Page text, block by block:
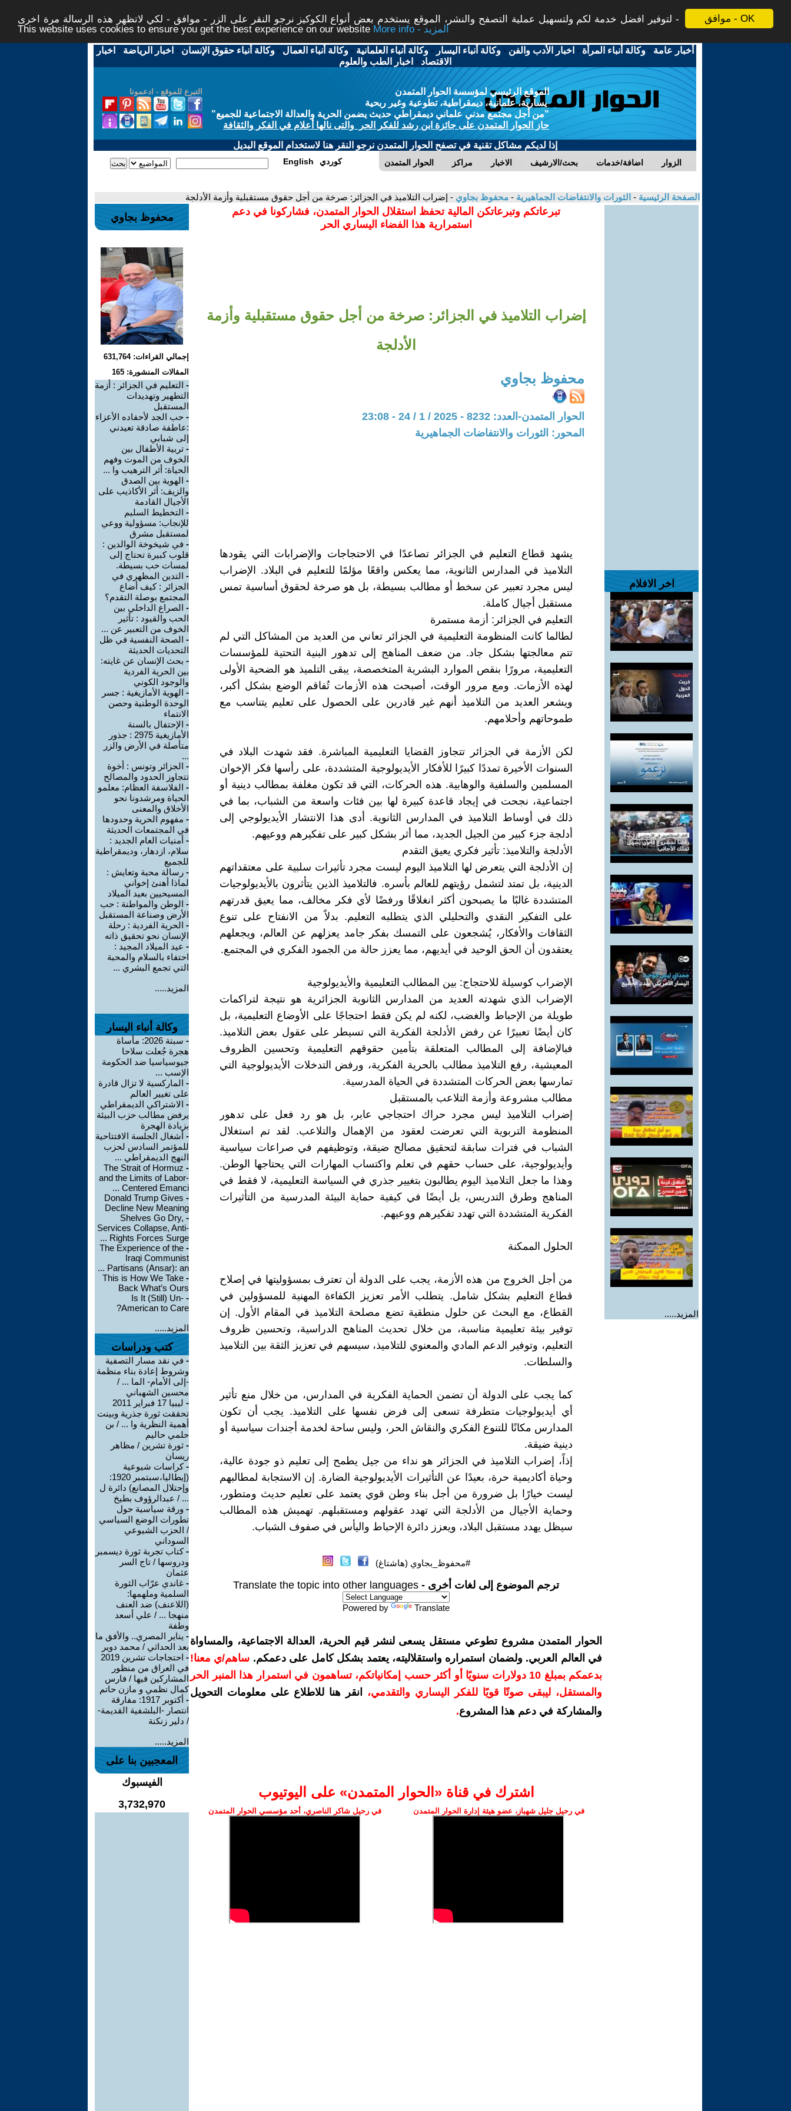
موافق - OK
لتوفير افضل خدمة لكم ولتسهيل عملية التصفح والنشر، الموقع يستخدم بعض أنواع الكوكيز نرجو النقر على الزر - موافق - لكي لاتظهر هذه الرسالة مرة اخرى -
This website uses cookies to ensure you get the best experience on our website
More info - المزيد
أخبار عامة -وكالة أنباء المرأة - اخبار الأدب والفن -وكالة أنباء اليسار -وكالة أنباء العلمانية -وكالة أنباء العمال -وكالة أنباء حقوق الإنسان - اخبار الرياضة - اخبار
الاقتصاد - اخبار الطب والعلوم
التبرع للموقع - ادعمونا
الموقع الرئيسي لمؤسسة الحوار المتمدن
يسارية، علمانية، ديمقراطية، تطوعية وغير ربحية
"من أجل مجتمع مدني علماني ديمقراطي حديث يضمن الحرية والعدالة الاجتماعية للجميع"
حاز الحوار المتمدن على جائزة ابن رشد للفكر الحر والتى نالها أعلام في الفكر والثقافة
إذا لديكم مشاكل تقنية في تصفح الحوار المتمدن نرجو النقر هنا لاستخدام الموقع البديل
الحوار المتمدن مراكز الاخبار بحث/الارشيف اضافة/خدمات الزوار English كوردي
الصفحة الرئيسية - الثورات والانتفاضات الجماهيرية - محفوظ بجاوي - إضراب التلاميذ في الجزائر: صرخة من أجل حقوق مستقبلية وأزمة الأدلجة
اخر الافلام
المزيد.....
تبرعاتكم وتبرعاتكن المالية تحفظ استقلال الحوار المتمدن، فشاركونا في دعم
استمرارية هذا الفضاء اليساري الحر
إضراب التلاميذ في الجزائر: صرخة من أجل حقوق مستقبلية وأزمة
الأدلجة
محفوظ بجاوي
الحوار المتمدن-العدد: 8232 - 2025 / 1 / 24 - 23:08
المحور: الثورات والانتفاضات الجماهيرية
يشهد قطاع التعليم في الجزائر تصاعدًا في الاحتجاجات والإضرابات التي يقودها
التلاميذ في المدارس الثانوية، مما يعكس واقعًا مؤلمًا للتعليم في البلاد. الإضراب
ليس مجرد تعبير عن سخط أو مطالب بسيطة، بل هو صرخة لحقوق أساسية تمس
مستقبل أجيال كاملة.
التعليم في الجزائر: أزمة مستمرة
لطالما كانت المنظومة التعليمية في الجزائر تعاني من العديد من المشاكل التي لم
تتم معالجتها بشكل جاد. من ضعف المناهج إلى تدهور البنية التحتية للمؤسسات
التعليمية، مرورًا بنقص الموارد البشرية المتخصصة، يبقى التلميذ هو الضحية الأولى
لهذه الأزمات. ومع مرور الوقت، أصبحت هذه الأزمات تُفاقم الوضع بشكل أكبر،
ويشعر العديد من التلاميذ أنهم غير قادرين على الحصول على تعليم يتناسب مع
طموحاتهم وأحلامهم.
لكن الأزمة في الجزائر تتجاوز القضايا التعليمية المباشرة. فقد شهدت البلاد في
السنوات الأخيرة تمددًا كبيرًا للأفكار الأيديولوجية المتشددة، على رأسها فكر الإخوان
المسلمين والسلفية والوهابية. هذه الحركات، التي قد تكون مغلفة بمطالب دينية أو
اجتماعية، نجحت في إيجاد قاعدة كبيرة لها بين فئات واسعة من الشباب، بما في
ذلك في أوساط التلاميذ في المدارس الثانوية. أدى هذا الانتشار الأيديولوجي إلى
أدلجة جزء كبير من الجيل الجديد، مما أثر بشكل كبير على تفكيرهم ووعيهم.
الأدلجة والتلاميذ: تأثير فكري يعيق التقدم
إن الأدلجة التي يتعرض لها التلاميذ اليوم ليست مجرد تأثيرات سلبية على معتقداتهم
الدينية، بل تمتد لتشمل رؤيتهم للعالم بأسره. فالتلاميذ الذين يتأثرون بالأيديولوجيات
المتشددة غالبًا ما يصبحون أكثر انغلاقًا ورفضًا لأي فكر مخالف، مما يعيق قدرتهم
على التفكير النقدي والتحليلي الذي يتطلبه التعليم. بدلاً من الانفتاح على تنوع
الثقافات والأفكار، يُشجعون على التمسك بفكر جامد يعزلهم عن العالم، ويجعلهم
يعتقدون أن الحق الوحيد في أيديهم، مما يعزز حالة من الجمود الفكري في المجتمع.
الإضراب كوسيلة للاحتجاج: بين المطالب التعليمية والأيديولوجية
الإضراب الذي شهدته العديد من المدارس الثانوية الجزائرية هو نتيجة لتراكمات
طويلة من الإحباط والغضب، لكنه لم يكن فقط احتجاجًا على الأوضاع التعليمية، بل
كان أيضًا تعبيرًا عن رفض الأدلجة الفكرية التي تسيطر على عقول بعض التلاميذ.
فبالإضافة إلى المطالب المتعلقة بتأمين حقوقهم التعليمية وتحسين الظروف
المعيشية، رفع التلاميذ مطالب بالحرية الفكرية، ورفض التدخلات الأيديولوجية التي
تمارسها بعض الحركات المتشددة في الحياة المدرسية.
مطالب مشروعة وأزمة التلاعب بالمستقبل
إضراب التلاميذ ليس مجرد حراك احتجاجي عابر، بل هو رد فعل على تدهور
المنظومة التربوية التي تعرضت لعقود من الإهمال والتلاعب. لقد تم استغلال
الشباب في فترات سابقة لتحقيق مصالح ضيقة، وتوظيفهم في صراعات سياسية
وأيديولوجية، على حساب حقهم في تعلم واكتساب المهارات التي يحتاجها الوطن.
وهذا ما جعل التلاميذ اليوم يطالبون بتغيير جذري في السياسة التعليمية، لا فقط في
المناهج وطرق التدريس، بل أيضًا في كيفية حماية البيئة المدرسية من التأثيرات
الفكرية المتشددة التي تهدد تفكيرهم ووعيهم.
الحلول الممكنة
من أجل الخروج من هذه الأزمة، يجب على الدولة أن تعترف بمسؤوليتها في إصلاح
قطاع التعليم بشكل شامل. يتطلب الأمر تعزيز الكفاءة المهنية للمسؤولين في
القطاع، مع البحث عن حلول منطقية تضع مصلحة التلاميذ في المقام الأول. إن
توفير بيئة تعليمية مناسبة، من خلال تحديث المناهج الدراسية، وتحسين ظروف
التعليم، وتوفير الدعم المادي والمعنوي للتلاميذ، سيسهم في تعزيز الثقة بين التلاميذ
والسلطات.
كما يجب على الدولة أن تضمن الحماية الفكرية في المدارس، من خلال منع تأثير
أي أيديولوجيات متطرفة تسعى إلى فرض نفسها على التلاميذ. يجب أن تكون
المدارس مكانًا للتنوع الفكري والنقاش الحر، وليس ساحة لخدمة أجندات سياسية أو
دينية ضيقة.
إذاً، إضراب التلاميذ في الجزائر هو نداء من جيل يطمح إلى تعليم ذو جودة عالية،
وحياة أكاديمية حرة، بعيدًا عن التأثيرات الأيديولوجية الضارة. إن الاستجابة لمطالبهم
ليست خيارًا بل ضرورة من أجل بناء وطن قوي يعتمد على تعليم حديث ومتطور،
وحماية الأجيال من الأدلجة التي تهدد عقولهم ومستقبلهم. تهميش هذه المطالب
سيظل يهدد مستقبل البلاد، ويعزز دائرة الإحباط واليأس في صفوف الشباب.
#محفوظ_بجاوي (هاشتاغ)
ترجم الموضوع إلى لغات أخرى - Translate the topic into other languages
Powered by Translate
الحوار المتمدن مشروع تطوعي مستقل يسعى لنشر قيم الحرية، العدالة الاجتماعية، والمساواة
في العالم العربي. ولضمان استمراره واستقلاليته، يعتمد بشكل كامل على دعمكم. ساهم/ي معنا!
بدعمكم بمبلغ 10 دولارات سنويًا أو أكثر حسب إمكانياتكم، تساهمون في استمرار هذا المنبر الحر
والمستقل، ليبقى صوتًا قويًا للفكر اليساري والتقدمي،
انقر هنا للاطلاع على معلومات التحويل
والمشاركة في دعم هذا المشروع.
اشترك في قناة ‫«الحوار المتمدن» على اليوتيوب
في رحيل جليل شهباز، عضو هيئة إدارة الحوار المتمدن في رحيل شاكر الناصري، أحد مؤسسي الحوار المتمدن
محفوظ بجاوي
إجمالي القراءات: 631,764
المقالات المنشورة: 165
- التعليم في الجزائر : أزمة
التطهير وتهديدات
المستقبل
- حب الجد لأحفاده الأعزاء
:عاطفة صادقة تعيدني
إلى شبابي
- تربية الأطفال بين
الخوف من الموت وفهم
الحياة: أثر الترهيب وا ...
- الهوية بين الصدق
والزيف: أثر الأكاذيب على
الأجيال القادمة
- التخطيط السليم
للإنجاب: مسؤولية ووعي
لمستقبل مشرق
- في شيخوخة الوالدين :
قلوب كبيرة تحتاج إلى
لمسات حب بسيطة.
- التدين المظهري في
الجزائر : كيف أضاع
المجتمع بوصلة التقدم؟
- الصراع الداخلي بين
الحب والقيود : تأثير
الخوف من التعبير عن ...
- الصحة النفسية في ظل
التحديات الحديثة
- بحث الإنسان عن غايته:
بين الحرية الفردية
والوجود الكوني
- الهوية الأمازيغية : جسر
الوحدة الوطنية وحصن
الانتماء
- الإحتفال بالسنة
الأمازيغية 2975 : جذور
متأصلة في الأرض والزر
...
- الجزائر وتونس : أخوة
تتجاوز الحدود والمصالح
- الفلاسفة العظام: معلمو
الحياة ومرشدونا نحو
الأخلاق والمعنى
- مفهوم الحرية وحدودها
في المجتمعات الحديثة
- أمنيات العام الجديد :
سلام، ازدهار، وديمقراطية
للجميع
- رسالة محبة وتعايش :
لماذا أهنئ إخواني
المسيحيين بعيد الميلاد
- الوطن والمواطنة : حب
الأرض وصناعة المستقبل
- الحرية الفردية : رحلة
الإنسان نحو تحقيق ذاته
- عيد الميلاد المجيد :
احتفاء بالسلام والمحبة
التي تجمع البشري ...
المزيد.....
وكالة أنباء اليسار
-
سبتة 2026: مأساة
هجرة جُعلت سلاحا
جيوسياسيا ضد الحكومة
الإسب ...
- الماركسية لا تزال قادرة
على تغيير العالم
- الاشتراكي الديمقراطي
يرفض مطالب حزب البيئة
بزيادة الهجرة
- أشغال الجلسة الافتتاحية
للمؤتمر السادس لحزب
النهج الديمقراطي ...
-
The Strait of Hormuz
and the Limits of Labor-
Centered Emanci ...
-
Donald Trump Gives
Decline New Meaning
-
Shelves Go Dry,
Services Collapse, Anti-
Rights Forces Surge ...
-
The Experience of the
Iraqi Communist
Partisans (Ansar): an ...
-
This is How We Take
Back What’s Ours
-
Is It (Still) Un-
American to Care?
المزيد.....
كتب ودراسات
- في نقد مسار التصفية
وشروط إعادة بناء منظمة
-إلى الأمام- الما ... /
محسين الشهباني
-
ليبيا 17 فبراير 2011
تحققت ثورة جذرية وبينت
أهمية النظرية وا ... / بن
حلمي حاليم
- ثورة تشرين / مظاهر
ريسان
-كراسات شيوعية
(إيطاليا،سبتمبر 1920:
وإحتلال المصانع) دائرة ل
... / عبدالرؤوف بطيخ
- ورقة سياسية حول
تطورات الوضع السياسي
/ الحزب الشيوعي
السوداني
-كتاب تجربة ثورة ديسمبر
ودروسها / تاج السر
عثمان
- غاندي عرّاب الثورة
السلمية وملهمها:
(اللاعنف) ضد العنف
منهجا ... / علي أسعد
وطفة
- يناير المصري.. والأفق ما
بعد الحداثي / محمد دوير
-
احتجاجات تشرين 2019
في العراق من منظور
المشاركين فيها / فارس
كمال نظمي و مازن حاتم
-
أكتوبر 1917: مفارقة
انتصار -البلشفية القديمة-
/ دلير زنكنة
المزيد.....
المعجبين بنا على
الفيسبوك
3,732,970